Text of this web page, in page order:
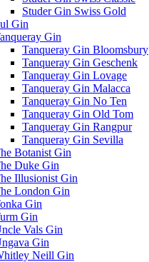
Studer Gin Swiss Gold
Gin
Gin
Tanqueray Gin Bloomsbury
Tanqueray Gin Geschenk
Tanqueray Gin Lovage
Tanqueray Gin Malacca
Tanqueray Gin No Ten
Tanqueray Gin Old Tom
Tanqueray Gin Rangpur
Tanqueray Gin Sevilla
Botanist Gin
Duke Gin
Illusionist Gin
London Gin
Gin
Gin
Vals Gin
Gin
Neill Gin